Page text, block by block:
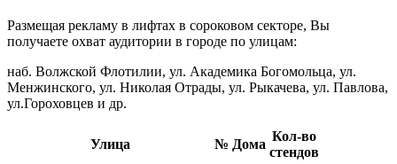
Размещая рекламу в лифтах в сороковом секторе, Вы
получаете охват аудитории в городе по улицам:
наб. Волжской Флотилии, ул. Академика Богомольца, ул.
Менжинского, ул. Николая Отрады, ул. Рыкачева, ул. Павлова,
ул.Гороховцев и др.
Улица № Дома
Кол-во
стендов